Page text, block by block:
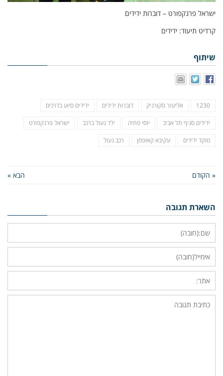
ישראל פרנקפורט – דוברות ידידים
קרדיט תיעוד: ידידים
שיתוף
1230 אליעזר סקורניק דוברות ידידים ידידים סיוע בדרכים
ידידים סניף תל אביב יוסי פתיה ילד נעול ברכב ישראל פרנקפורט
מוקד ידידים עקיבא קאופמן רכב נעול
« הקודם הבא »
השארת תגובה